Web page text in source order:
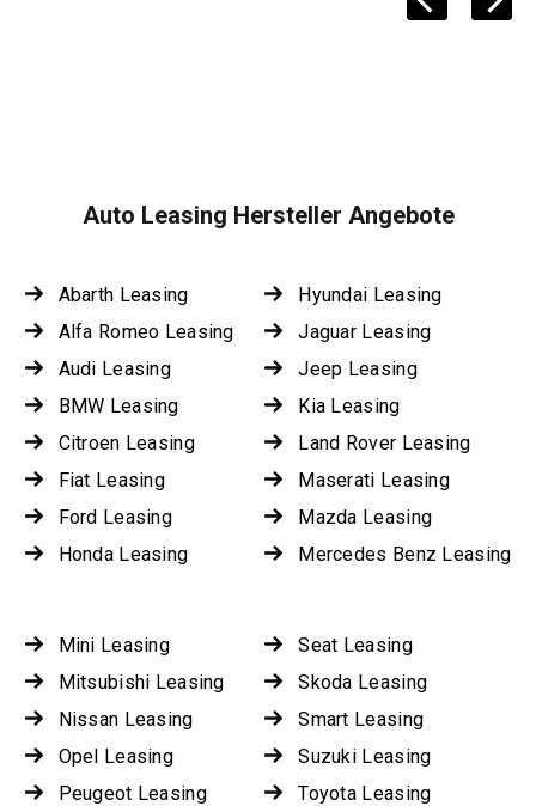
Auto Leasing Hersteller Angebote
Abarth Leasing
Alfa Romeo Leasing
Audi Leasing
BMW Leasing
Citroen Leasing
Fiat Leasing
Ford Leasing
Honda Leasing
Hyundai Leasing
Jaguar Leasing
Jeep Leasing
Kia Leasing
Land Rover Leasing
Maserati Leasing
Mazda Leasing
Mercedes Benz Leasing
Mini Leasing
Mitsubishi Leasing
Nissan Leasing
Opel Leasing
Peugeot Leasing
Seat Leasing
Skoda Leasing
Smart Leasing
Suzuki Leasing
Toyota Leasing